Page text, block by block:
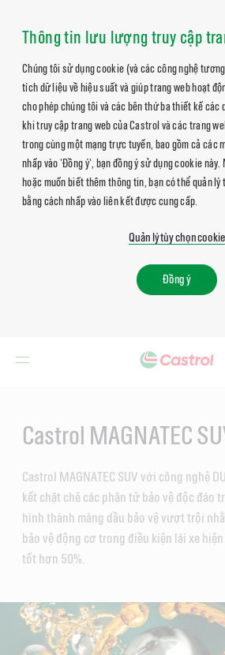
Thông tin lưu lượng truy cập
Chúng tôi sử dụng cookie (và các công nghệ
tích dữ liệu về hiệu suất và giúp trang web hoạt
cho phép chúng tôi và các bên thứ ba thiết kế các
khi truy cập trang web của Castrol và các trang
trong cùng một mạng trực tuyến, bao gồm cả các
nhấp vào 'Đồng ý', bạn đồng ý sử dụng cookie này.
hoặc muốn biết thêm thông tin, bạn có thể quản
bằng cách nhấp vào liên kết được cung cấp.
Quản lý tùy chọn cookie
Đồng ý
Castrol MAGNATEC
Castrol MAGNATEC SUV với công nghệ
kết chặt chẽ các phân tử bảo vệ độc đáo
hình thành màng dầu bảo vệ vượt trội
bảo vệ động cơ trong điều kiện lái xe
tốt hơn 50%.